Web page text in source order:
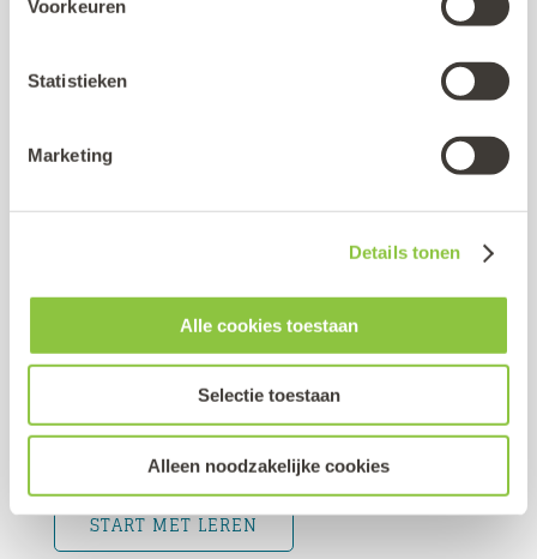
Voorkeuren
Statistieken
Marketing
Details tonen
Alle cookies toestaan
Selectie toestaan
Alleen noodzakelijke cookies
Van start met
Google Formulieren
Of je nu enquêtes wil versturen na een activiteit om
feedback te verzamelen of complexe onderzoeken wil
data gebundeld kunt analyseren en verwerken.
START MET LEREN